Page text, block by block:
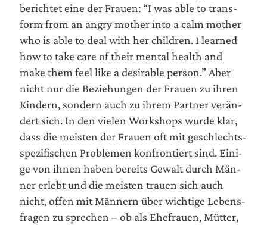
berich­tet eine der Frau­en: “I was able to trans­
form from an angry mother into a calm mother
who is able to deal with her child­ren. I lear­ned
how to take care of their men­tal health and
make them feel like a desi­ra­ble per­son.” Aber
nicht nur die Bezie­hun­gen der Frau­en zu ihren
Kin­dern, son­dern auch zu ihrem Part­ner ver­än­
dert sich. In den vie­len Work­shops wur­de klar,
dass die meis­ten der Frau­en oft mit geschlechts­
spe­zi­fi­schen Pro­ble­men kon­fron­tiert sind. Eini­
ge von ihnen haben bereits Gewalt durch Män­
ner erlebt und die meis­ten trau­en sich auch
nicht, offen mit Män­nern über wich­ti­ge Lebens­
fra­gen zu spre­chen – ob als Ehe­frau­en, Müt­ter,